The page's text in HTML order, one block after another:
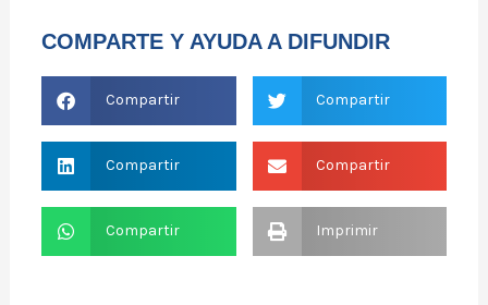
COMPARTE Y AYUDA A DIFUNDIR
Compartir Compartir
Compartir Compartir
Compartir Imprimir